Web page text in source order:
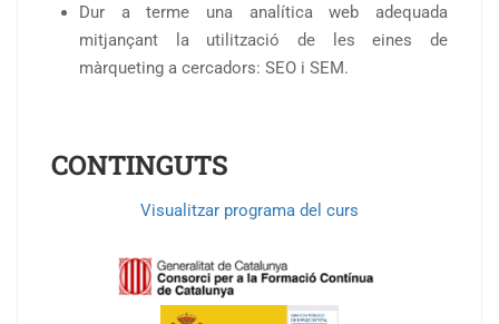
Dur a terme una analítica web adequada
mitjançant la utilització de les eines de
màrqueting a cercadors: SEO i SEM.
CONTINGUTS
Visualitzar programa del curs